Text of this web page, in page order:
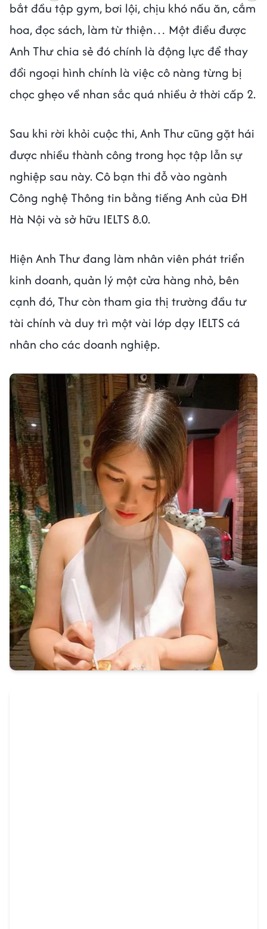
bắt đầu tập gym, bơi lội, chịu khó nấu ăn, cắm
hoa, đọc sách, làm từ thiện… Một điều được
Anh Thư chia sẻ đó chính là động lực để thay
đổi ngoại hình chính là việc cô nàng từng bị
chọc ghẹo về nhan sắc quá nhiều ở thời cấp 2.
Sau khi rời khỏi cuộc thi, Anh Thư cũng gặt hái
được nhiều thành công trong học tập lẫn sự
nghiệp sau này. Cô bạn thi đỗ vào ngành
Công nghệ Thông tin bằng tiếng Anh của ĐH
Hà Nội và sở hữu IELTS 8.0.
Hiện Anh Thư đang làm nhân viên phát triển
kinh doanh, quản lý một cửa hàng nhỏ, bên
cạnh đó, Thư còn tham gia thị trường đầu tư
tài chính và duy trì một vài lớp dạy IELTS cá
nhân cho các doanh nghiệp.